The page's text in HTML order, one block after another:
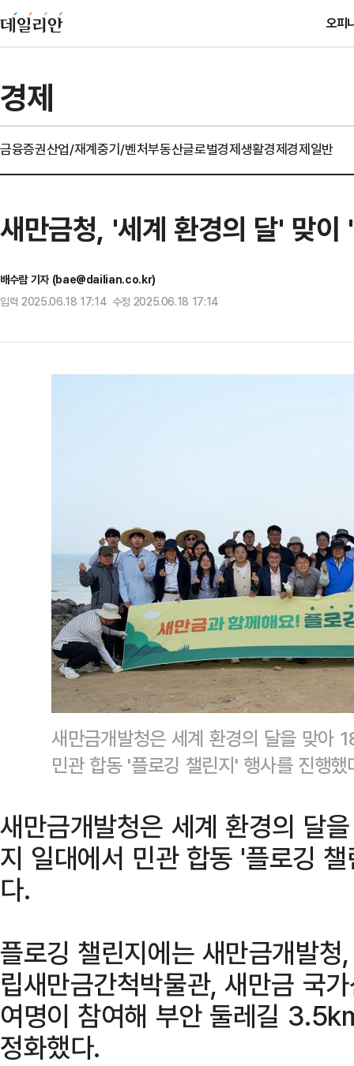
오피
경제
금융증권산업/재계중기/벤처부동산글로벌경제생활경제경제일반
새만금청, '세계 환경의 달' 맞이
배수람 기자 (bae@dailian.co.kr)
입력 2025.06.18 17:14 수정 2025.06.18 17:14
새만금개발청은 세계 환경의 달을 맞아
민관 합동 '플로깅 챌린지' 행사를 진행
새만금개발청은 세계 환경의 달
지 일대에서 민관 합동 '플로깅
다.
플로깅 챌린지에는 새만금개발
립새만금간척박물관, 새만금 국
여명이 참여해 부안 둘레길
정화했다.